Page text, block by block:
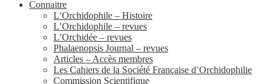
Connaitre
L’Orchidophile – Histoire
L’Orchidophile – revues
L’Orchidée – revues
Phalaenopsis Journal – revues
Articles – Accès membres
Les Cahiers de la Société Française d’Orchidophilie
Commission Scientifique